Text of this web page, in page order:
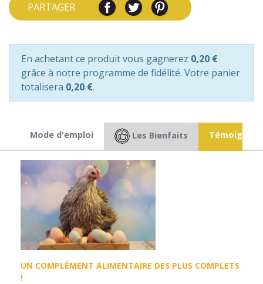
PARTAGER
En achetant ce produit vous gagnerez 0,20 €
grâce à notre programme de fidélité. Votre panier
totalisera 0,20 €.
Mode d'emploi Les Bienfaits
UN COMPLÉMENT ALIMENTAIRE DES PLUS COMPLETS
!